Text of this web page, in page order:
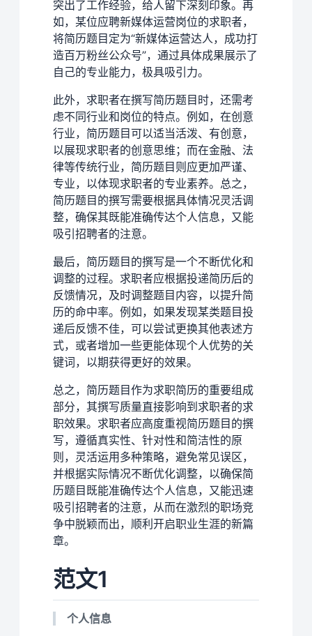
突出了工作经验，给人留下深刻印象。再
如，某位应聘新媒体运营岗位的求职者，
将简历题目定为“新媒体运营达人，成功打
造百万粉丝公众号”，通过具体成果展示了
自己的专业能力，极具吸引力。
此外，求职者在撰写简历题目时，还需考
虑不同行业和岗位的特点。例如，在创意
行业，简历题目可以适当活泼、有创意，
以展现求职者的创意思维；而在金融、法
律等传统行业，简历题目则应更加严谨、
专业，以体现求职者的专业素养。总之，
简历题目的撰写需要根据具体情况灵活调
整，确保其既能准确传达个人信息，又能
吸引招聘者的注意。
最后，简历题目的撰写是一个不断优化和
调整的过程。求职者应根据投递简历后的
反馈情况，及时调整题目内容，以提升简
历的命中率。例如，如果发现某类题目投
递后反馈不佳，可以尝试更换其他表述方
式，或者增加一些更能体现个人优势的关
键词，以期获得更好的效果。
总之，简历题目作为求职简历的重要组成
部分，其撰写质量直接影响到求职者的求
职效果。求职者应高度重视简历题目的撰
写，遵循真实性、针对性和简洁性的原
则，灵活运用多种策略，避免常见误区，
并根据实际情况不断优化调整，以确保简
历题目既能准确传达个人信息，又能迅速
吸引招聘者的注意，从而在激烈的职场竞
争中脱颖而出，顺利开启职业生涯的新篇
章。
范文1
个人信息